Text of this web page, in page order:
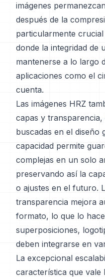
imágenes
después de la
particularmente
donde la integridad de
mantenerse a lo largo
aplicaciones como el
cuenta.
Las imágenes HRZ
capas y
buscadas en el diseño
capacidad permite
complejas en un solo
preservando así la
o ajustes en el futuro.
transparencia mejora
formato, lo que lo
superposiciones,
deben integrarse en
La excepcional
característica que vale